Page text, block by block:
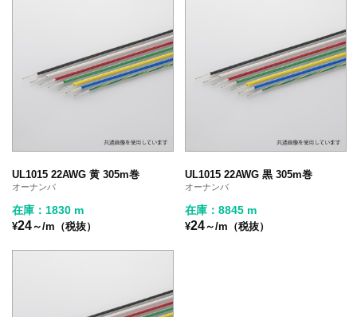
UL1015 22AWG 黄 305m巻
オーナンバ
在庫：1830 m
¥24～/m（税抜）
UL1015 22AWG 黒 305m巻
オーナンバ
在庫：8845 m
¥24～/m（税抜）